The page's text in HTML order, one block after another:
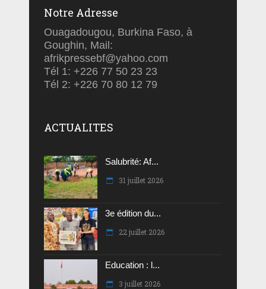
Notre Adresse
Ouagadougou, Burkina Faso, à
Goughin, Mail:
afrikpressebf@yahoo.com
Tél 1: +226 77 50 23 23
Tél 2: +226 70 80 12 79
ACTUALITES
Salubrité: Af...
31 juillet 2026
3e édition du...
22 juillet 2026
Education : l...
3 juillet 2026